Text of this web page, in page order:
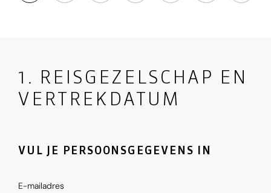
1. REISGEZELSCHAP EN
VERTREKDATUM
VUL JE PERSOONSGEGEVENS IN
E-mailadres